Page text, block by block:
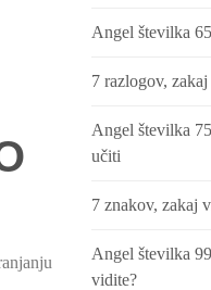
Angel številka
7 razlogov,
Angel številka
učiti
7 znakov, zakaj
Angel številka
vidite?